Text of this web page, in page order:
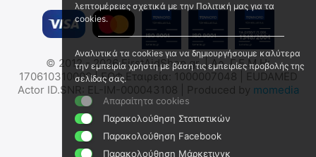
MIL-TEC Μεταλλικό Κουτί
Αποθήκευσης
Πυρομαχικών/Φαρμάκων/
Εξοπλισμού - (Με
Επιγραφή/Χακί/Μικρό)
15963100
Άμεσα διαθέσιμο
Αποστολή εντός 24 ωρών
(χωρίς ΦΠΑ)
MIL-TEC Πλαστικό Στεγανό
Κουτί Αποθήκευσης
Πυρομαχικών - Φαρμάκων
- Εξοπλισμού
15963001
Άμεσα διαθέσιμο
Αποστολή εντός 24 ωρών
€ 55.40
© 2012 - 2026 FirstAidShop.gr. | Αρ. Γ.Ε.Μ.Η:
170610310000 | ΕΟΦ Εταιρεία: 1000007048 | EUDAMED
Actor ID.SNR: EL-IM-000043108 | Produced by momedia
λεπτομέρειες σχετικά με την Πολιτική μας για τα
cookies.
Αναλυτικά τα cookies για να δημιουργήσουμε καλύτερα
την εμπειρία χρήστη με βάση τις εμπειρίες προβολής της
σελίδας σας.
Απαραίτητα cookies
Παρακολούθηση Στατιστικών
Παρακολούθηση Facebook
Παρακολούθηση Μάρκετινγκ